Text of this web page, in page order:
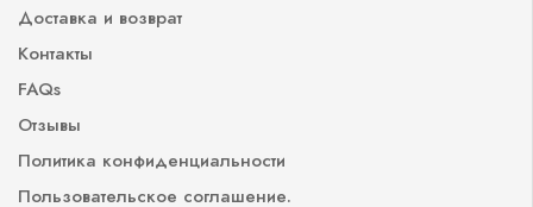
Доставка и возврат
Контакты
FAQs
Отзывы
Политика конфиденциальности
Пользовательское соглашение.